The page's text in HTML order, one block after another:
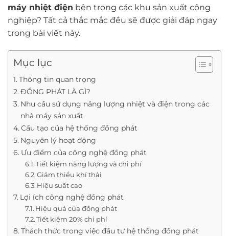
máy nhiệt điện bên trong các khu sản xuất công
nghiệp? Tất cả thắc mắc đều sẽ được giải đáp ngay
trong bài viết này.
Mục lục
Thông tin quan trọng
ĐỒNG PHÁT LÀ GÌ?
Nhu cầu sử dụng năng lượng nhiệt và điện trong các
nhà máy sản xuất
Cấu tạo của hệ thống đồng phát
Nguyên lý hoạt động
Ưu điểm của công nghệ đồng phát
Tiết kiệm năng lượng và chi phí
Giảm thiểu khí thải
Hiệu suất cao
Lợi ích công nghệ đồng phát
Hiệu quả của đồng phát
Tiết kiệm 20% chi phí
Thách thức trong việc đầu tư hệ thống đồng phát